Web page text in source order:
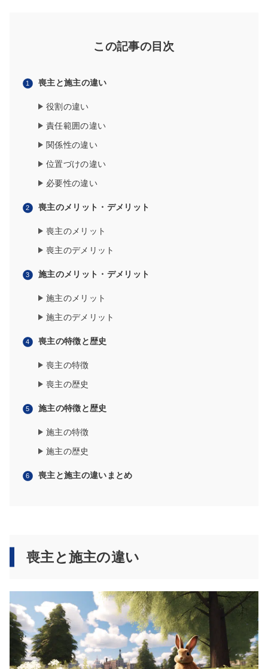
この記事の目次
喪主と施主の違い
役割の違い
責任範囲の違い
関係性の違い
位置づけの違い
必要性の違い
喪主のメリット・デメリット
喪主のメリット
喪主のデメリット
施主のメリット・デメリット
施主のメリット
施主のデメリット
喪主の特徴と歴史
喪主の特徴
喪主の歴史
施主の特徴と歴史
施主の特徴
施主の歴史
喪主と施主の違いまとめ
喪主と施主の違い